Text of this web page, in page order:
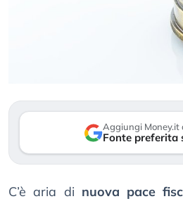
Aggiungi Money.it
Fonte preferita
C’è aria di nuova pace